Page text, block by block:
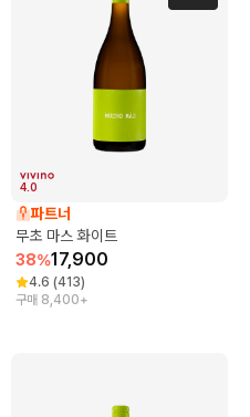
4.0
파트너
무초 마스 화이트
38%17,900
4.6 (413)
구매 8,400+